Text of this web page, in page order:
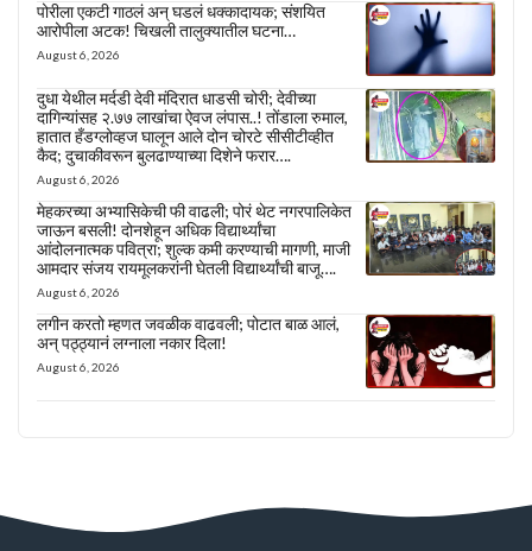
पोरीला एकटी गाठलं अन् घडलं धक्कादायक; संशयित
आरोपीला अटक! चिखली तालुक्यातील घटना…
August 6, 2026
दुधा येथील मर्दडी देवी मंदिरात धाडसी चोरी; देवीच्या
दागिन्यांसह २.७७ लाखांचा ऐवज लंपास..! तोंडाला रुमाल,
हातात हँडग्लोव्हज घालून आले दोन चोरटे सीसीटीव्हीत
कैद; दुचाकीवरून बुलढाण्याच्या दिशेने फरार….
August 6, 2026
मेहकरच्या अभ्यासिकेची फी वाढली; पोरं थेट नगरपालिकेत
जाऊन बसली! दोनशेहून अधिक विद्यार्थ्यांचा
आंदोलनात्मक पवित्रा; शुल्क कमी करण्याची मागणी, माजी
आमदार संजय रायमूलकरांनी घेतली विद्यार्थ्यांची बाजू….
August 6, 2026
लगीन करतो म्हणत जवळीक वाढवली; पोटात बाळ आलं,
अन् पठ्ठ्यानं लग्नाला नकार दिला!
August 6, 2026